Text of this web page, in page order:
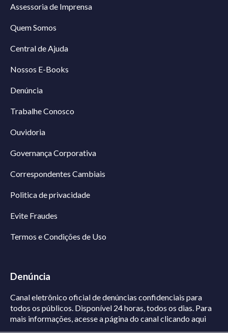
Assessoria de Imprensa
Quem Somos
Central de Ajuda
Nossos E-Books
Denúncia
Trabalhe Conosco
Ouvidoria
Governança Corporativa
Correspondentes Cambiais
Politica de privacidade
Evite Fraudes
Termos e Condições de Uso
Denúncia
Canal eletrônico oficial de denúncias confidenciais para
todos os públicos. Disponível 24 horas, todos os dias. Para
mais informações, acesse a página do canalclicando aqui